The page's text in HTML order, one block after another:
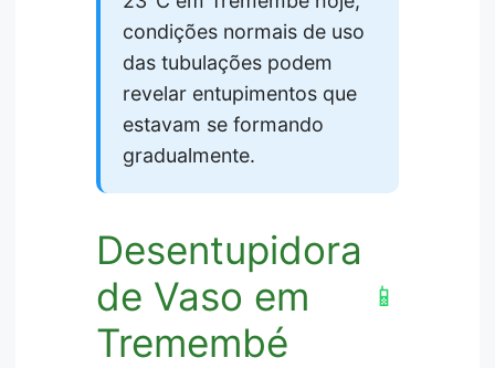
condições normais de uso
das tubulações podem
revelar entupimentos que
estavam se formando
gradualmente.
Desentupidora
de Vaso em
Tremembé
📱